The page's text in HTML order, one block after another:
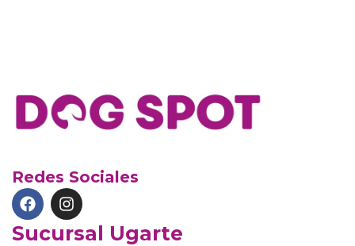
Redes Sociales
Sucursal Ugarte